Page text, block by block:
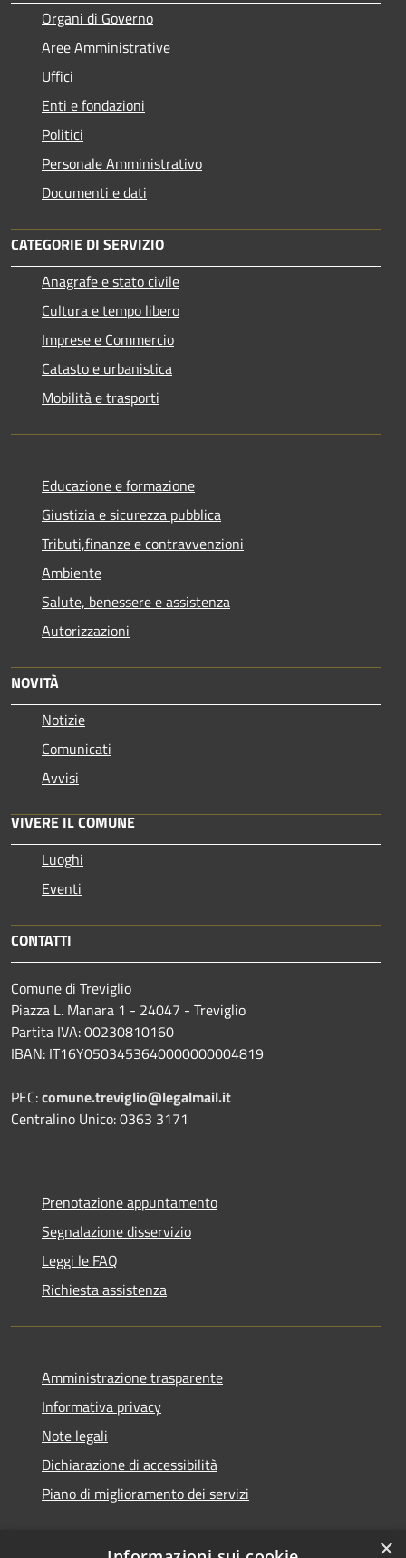
Organi di Governo
Aree Amministrative
Uffici
Enti e fondazioni
Politici
Personale Amministrativo
Documenti e dati
CATEGORIE DI SERVIZIO
Anagrafe e stato civile
Cultura e tempo libero
Imprese e Commercio
Catasto e urbanistica
Mobilità e trasporti
Educazione e formazione
Giustizia e sicurezza pubblica
Tributi,finanze e contravvenzioni
Ambiente
Salute, benessere e assistenza
Autorizzazioni
NOVITÀ
Notizie
Comunicati
Avvisi
VIVERE IL COMUNE
Luoghi
Eventi
CONTATTI
Comune di Treviglio
Piazza L. Manara 1 - 24047 - Treviglio
Partita IVA: 00230810160
IBAN: IT16Y0503453640000000004819
PEC:comune.treviglio@legalmail.it
Centralino Unico: 0363 3171
Prenotazione appuntamento
Segnalazione disservizio
Leggi le FAQ
Richiesta assistenza
Amministrazione trasparente
Informativa privacy
Note legali
Dichiarazione di accessibilità
Piano di miglioramento dei servizi
×